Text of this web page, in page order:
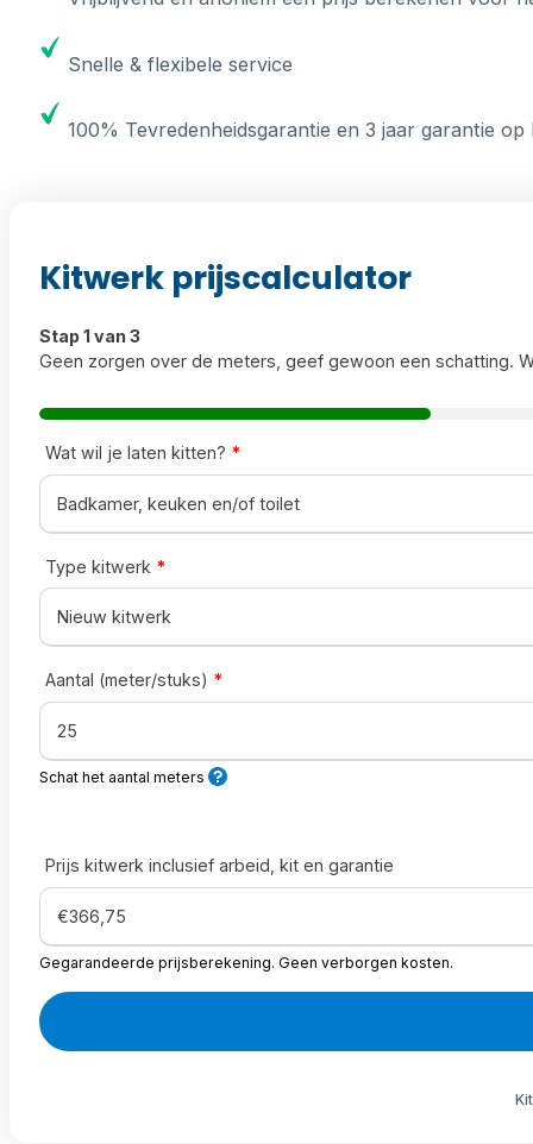
Snelle & flexibele service
100% Tevredenheidsgarantie en 3 jaar garantie
Kitwerk prijscalculator
Stap 1 van 3
Geen zorgen over de meters, geef gewoon een schatting.
Wat wil je laten kitten? *
Type kitwerk *
Aantal (meter/stuks) *
Schat het aantal meters
Prijs kitwerk inclusief arbeid, kit en garantie
Gegarandeerde prijsberekening. Geen verborgen kosten.